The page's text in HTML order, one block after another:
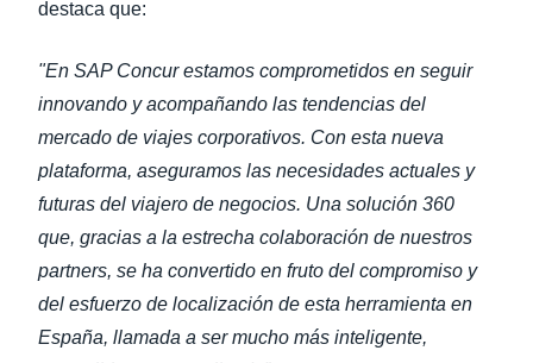
destaca que:
"En SAP Concur estamos comprometidos en seguir
innovando y acompañando las tendencias del
mercado de viajes corporativos. Con esta nueva
plataforma, aseguramos las necesidades actuales y
futuras del viajero de negocios. Una solución 360
que, gracias a la estrecha colaboración de nuestros
partners, se ha convertido en fruto del compromiso y
del esfuerzo de localización de esta herramienta en
España, llamada a ser mucho más inteligente,